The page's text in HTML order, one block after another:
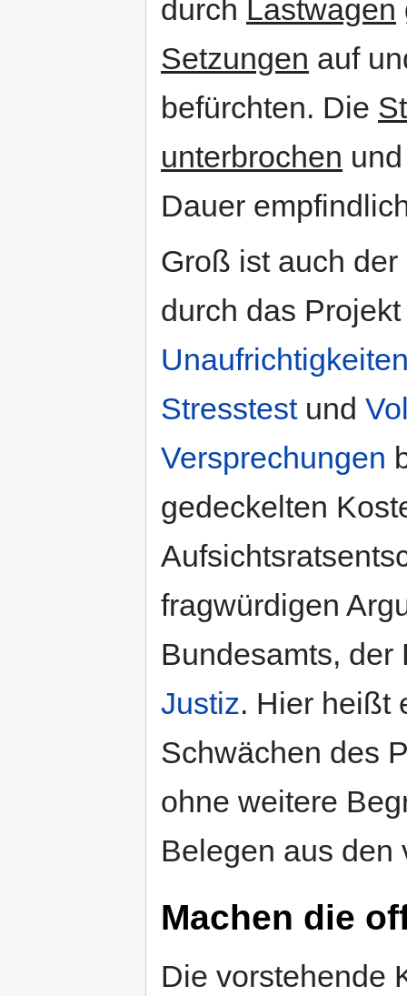
durch Lastwagen
Setzungen auf
befürchten. Die
unterbrochen
Dauer
Groß ist auch der
durch das
Stresstestund
Versprechungen
gedeckelten
fragwürdigen
Bundesamts, der
Justiz. Hier heißt
Schwächen des
ohne weitere
Belegen aus den
Machen die
Die vorstehende